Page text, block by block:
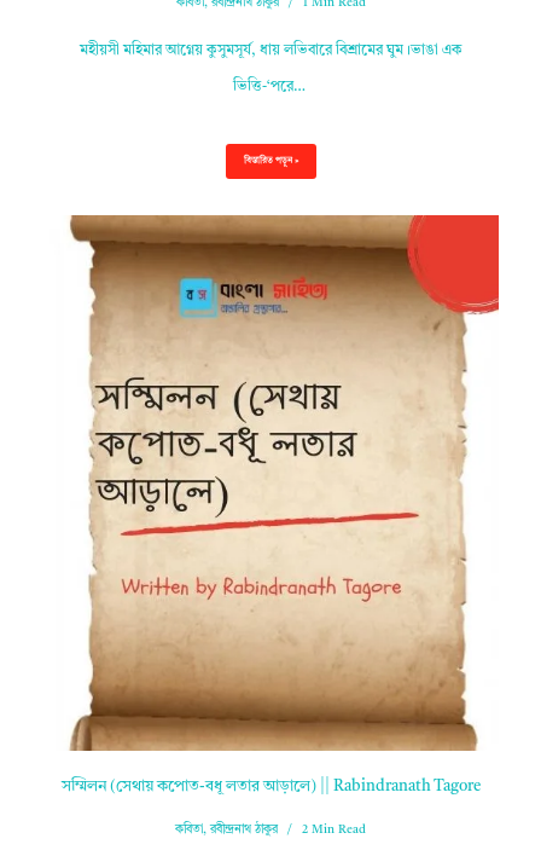
কবিতা, রবীন্দ্রনাথ ঠাকুর 1 Min Read
মহীয়সী মহিমার আগ্নেয় কুসুমসূর্য, ধায় লভিবারে বিশ্রামের ঘুম।ভাঙা এক
ভিত্তি-‘পরে…
বিস্তারিত পড়ুন »
সম্মিলন (সেথায় কপোত-বধূ লতার আড়ালে) || Rabindranath Tagore
কবিতা,রবীন্দ্রনাথ ঠাকুর 2 Min Read